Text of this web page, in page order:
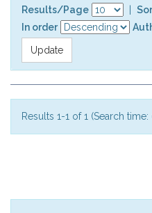
Results/Page
In order
Results 1-1 of 1 (Search